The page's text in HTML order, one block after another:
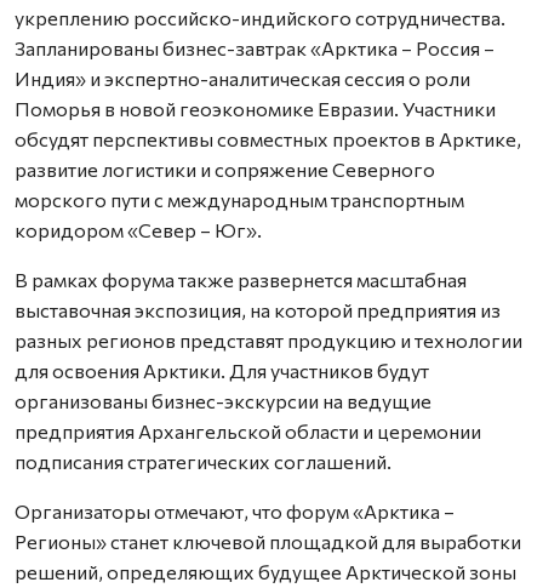
укреплению российско-индийского сотрудничества.
Запланированы бизнес-завтрак «Арктика – Россия –
Индия» и экспертно-аналитическая сессия о роли
Поморья в новой геоэкономике Евразии. Участники
обсудят перспективы совместных проектов в Арктике,
развитие логистики и сопряжение Северного
морского пути с международным транспортным
коридором «Север – Юг».
В рамках форума также развернется масштабная
выставочная экспозиция, на которой предприятия из
разных регионов представят продукцию и технологии
для освоения Арктики. Для участников будут
организованы бизнес-экскурсии на ведущие
предприятия Архангельской области и церемонии
подписания стратегических соглашений.
Организаторы отмечают, что форум «Арктика –
Регионы» станет ключевой площадкой для выработки
решений, определяющих будущее Арктической зоны